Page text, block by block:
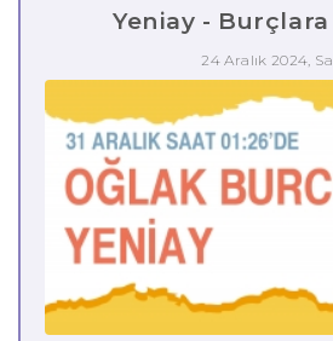
Yeniay -
24 Aralık 2024,